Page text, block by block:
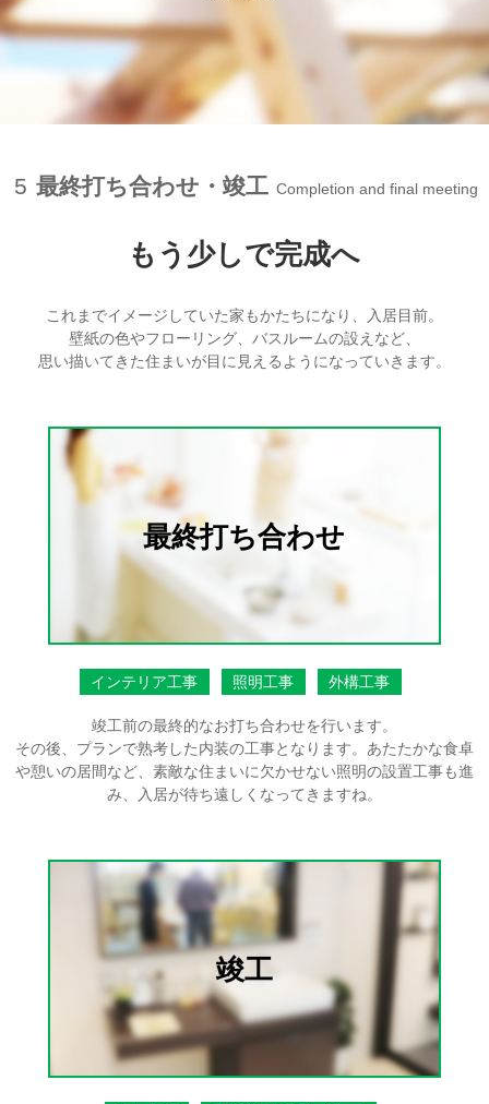
5 最終打ち合わせ・竣工 Completion and final meeting
もう少しで完成へ
これまでイメージしていた家もかたちになり、入居目前。
壁紙の色やフローリング、バスルームの設えなど、
思い描いてきた住まいが目に見えるようになっていきます。
最終打ち合わせ
インテリア工事 照明工事 外構工事
竣工前の最終的なお打ち合わせを行います。
その後、プランで熟考した内装の工事となります。あたたかな食卓
や憩いの居間など、素敵な住まいに欠かせない照明の設置工事も進
み、入居が待ち遠しくなってきますね。
竣工